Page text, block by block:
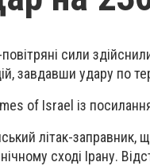
повітряні сили
завдавши удару по
of Israel із
літак-
сході Ірану.